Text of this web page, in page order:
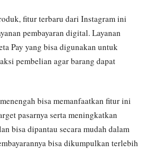
fitur terbaru dari Instagram ini
pembayaran digital. Layanan
Pay yang bisa digunakan untuk
pembelian agar barang dapat
bisa memanfaatkan fitur ini
pasarnya serta meningkatkan
bisa dipantau secara mudah dalam
bisa dikumpulkan terlebih